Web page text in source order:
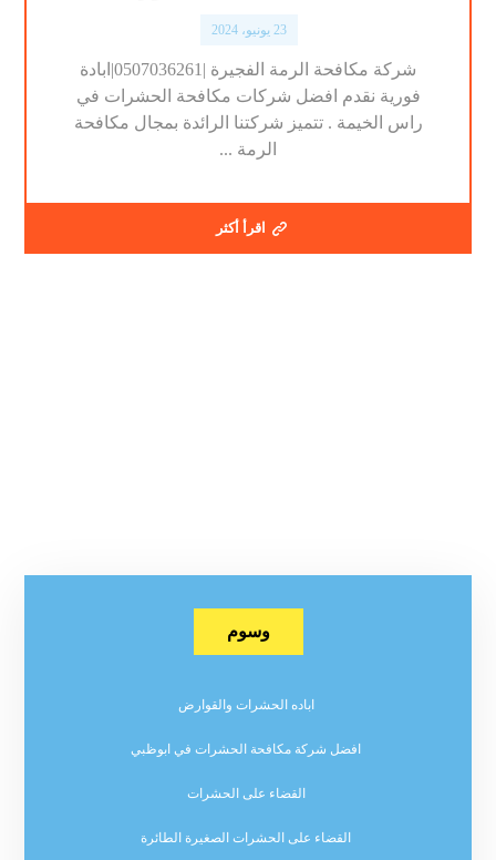
23 يونيو، 2024
شركة مكافحة الرمة الفجيرة |0507036261|ابادة
فورية نقدم افضل شركات مكافحة الحشرات في
راس الخيمة . تتميز شركتنا الرائدة بمجال مكافحة
الرمة ...
اقرأ أكثر
وسوم
اباده الحشرات والقوارض
افضل شركة مكافحة الحشرات في ابوظبي
القضاء على الحشرات
القضاء على الحشرات الصغيرة الطائرة